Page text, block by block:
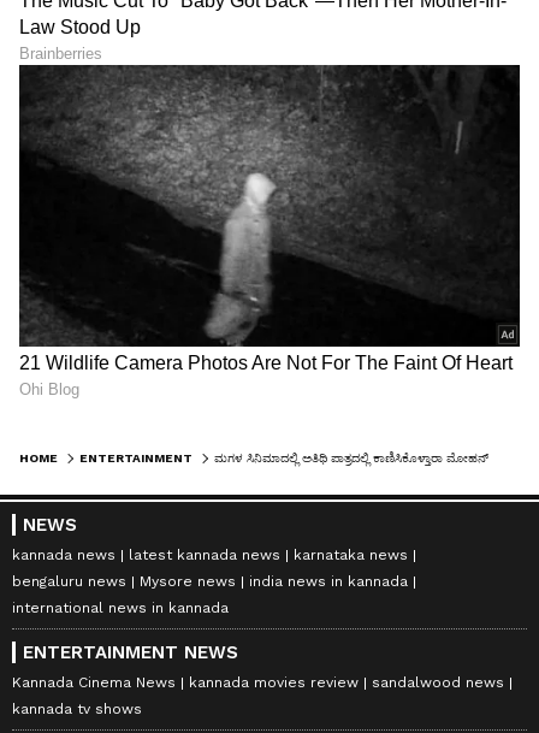
HOME ENTERTAINMENT
NEWS
kannada news latest kannada news
karnataka news
bengaluru news
Mysore news
india news in kannada
international news in kannada
ENTERTAINMENT NEWS
Kannada Cinema News kannada movies review
sandalwood news
kannada tv shows